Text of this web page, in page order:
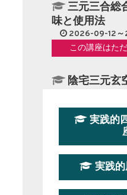
三元三合総
味と使用法
2026-09-12
この講座はた
陰宅三元玄
この講座の募集
学講座』
2026-08-22
この講座はた
実践的
実践的